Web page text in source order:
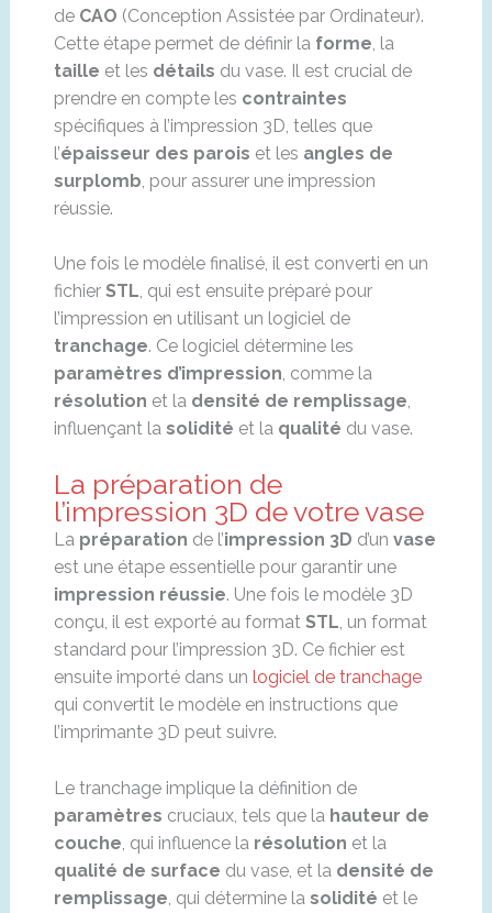
de CAO (Conception Assistée par Ordinateur).
Cette étape permet de définir la forme , la
taille et les détails du vase. Il est crucial de
prendre en compte les contraintes
spécifiques à l’impression 3D, telles que
l’épaisseur des parois et les angles de
surplomb , pour assurer une impression
réussie.
Une fois le modèle finalisé, il est converti en un
fichier STL, qui est ensuite préparé pour
l’impression en utilisant un logiciel de
tranchage. Ce logiciel détermine les
paramètres d’impression, comme la
résolution et la densité de remplissage,
influençant la solidité et la qualité du vase.
La préparation de
l’impression 3D de votre vase
La préparation de l’impression 3D d’un vase
est une étape essentielle pour garantir une
impression réussie. Une fois le modèle 3D
conçu, il est exporté au format STL, un format
standard pour l’impression 3D. Ce fichier est
ensuite importé dans un logiciel de tranchage
qui convertit le modèle en instructions que
l’imprimante 3D peut suivre.
Le tranchage implique la définition de
paramètres cruciaux, tels que la hauteur de
couche , qui influence la résolution et la
qualité de surface du vase, et la densité de
remplissage , qui détermine la solidité et le